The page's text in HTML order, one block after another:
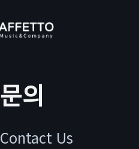
문의
Contact Us